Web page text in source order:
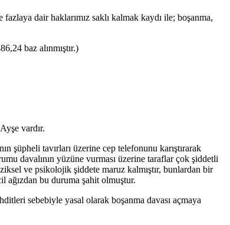
dair haklarımız saklı kalmak kaydı ile; boşanma,
baz alınmıştır.)
vardır.
şüpheli tavırları üzerine cep telefonunu karıştırarak
davalının yüzüne vurması üzerine taraflar çok şiddetli
ve psikolojik şiddete maruz kalmıştır, bunlardan bir
ağızdan bu duruma şahit olmuştur.
sebebiyle yasal olarak boşanma davası açmaya